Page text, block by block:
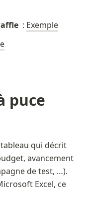
  :
Exemple
puce
tableau qui décrit
avancement
de test, …).
Excel, ce